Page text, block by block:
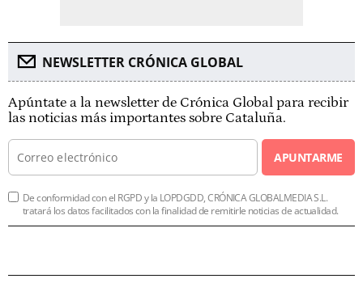
NEWSLETTER CRÓNICA GLOBAL
Apúntate a la newsletter de Crónica Global para recibir
las noticias más importantes sobre Cataluña.
APUNTARME
De conformidad con el RGPD y la LOPDGDD, CRÓNICA GLOBALMEDIA S.L.
tratará los datos facilitados con la finalidad de remitirle noticias de actualidad.